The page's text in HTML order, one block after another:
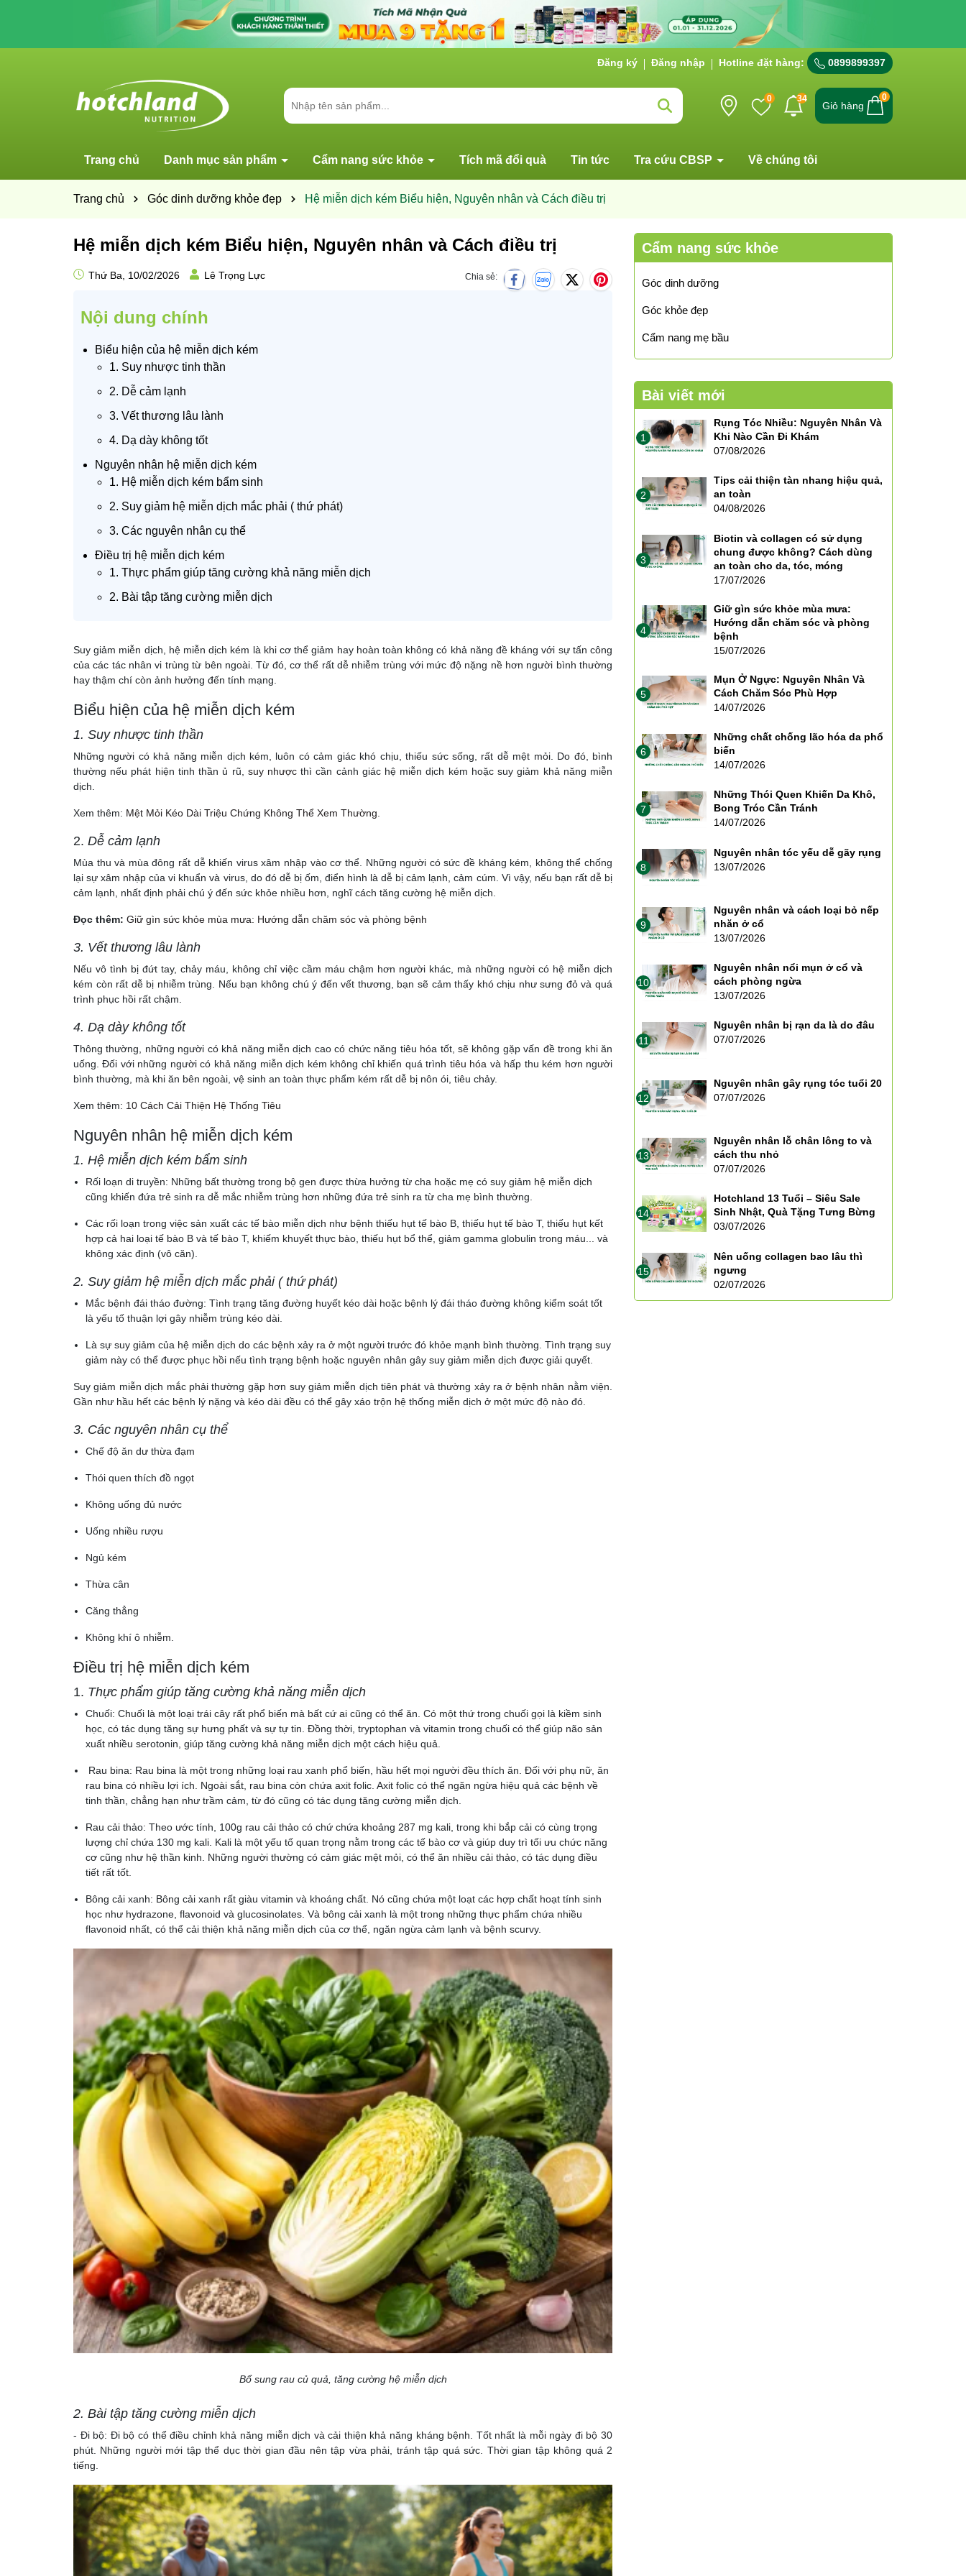
Đăng ký Đăng nhập Hotline đặt hàng: 0899899397
0 34
Giỏ hàng
0
Trang chủ Danh mục sản phẩm Cẩm nang sức khỏe Tích mã đổi quà Tin tức Tra cứu CBSP Về chúng tôi
Trang chủ Góc dinh dưỡng khỏe đẹp Hệ miễn dịch kém Biểu hiện, Nguyên nhân và Cách điều trị
Hệ miễn dịch kém Biểu hiện, Nguyên nhân và Cách điều trị
Thứ Ba, 10/02/2026 Lê Trọng Lực Chia sẻ:
Nội dung chính
Biểu hiện của hệ miễn dịch kém
1. Suy nhược tinh thần
2. Dễ cảm lạnh
3. Vết thương lâu lành
4. Dạ dày không tốt
Nguyên nhân hệ miễn dịch kém
1. Hệ miễn dịch kém bẩm sinh
2. Suy giảm hệ miễn dịch mắc phải ( thứ phát)
3. Các nguyên nhân cụ thể
Điều trị hệ miễn dịch kém
1. Thực phẩm giúp tăng cường khả năng miễn dịch
2. Bài tập tăng cường miễn dịch
Suy giảm miễn dịch, hệ miễn dịch kém là khi cơ thể giảm hay hoàn toàn không có khả năng đề kháng với sự tấn công
của các tác nhân vi trùng từ bên ngoài. Từ đó, cơ thể rất dễ nhiễm trùng với mức độ nặng nề hơn người bình thường
hay thậm chí còn ảnh hưởng đến tính mạng.
Biểu hiện của hệ miễn dịch kém
1. Suy nhược tinh thần
Những người có khả năng miễn dịch kém, luôn có cảm giác khó chịu, thiếu sức sống, rất dễ mệt mỏi. Do đó, bình
thường nếu phát hiện tinh thần ủ rũ,
suy nhượcthì cần cảnh giác hệ miễn dịch kém hoặc suy giảm khả năng miễn
dịch.
Xem thêm: Mệt Mỏi Kéo Dài Triệu Chứng Không Thể Xem Thường.
2. Dễ cảm lạnh
Mùa thu và mùa đông rất dễ khiến virus xâm nhập vào cơ thể. Những người có sức đề kháng kém, không thể chống
lại sự xâm nhập của vi khuẩn và virus, do đó dễ bị ốm, điển hình là dễ bị cảm lạnh, cảm cúm. Vì vậy, nếu bạn rất dễ bị
cảm lạnh, nhất định phải chú ý đến sức khỏe nhiều hơn, nghĩ cách tăng cường hệ miễn dịch.
Đọc thêm: Giữ gìn sức khỏe mùa mưa: Hướng dẫn chăm sóc và phòng bệnh
3. Vết thương lâu lành
Nếu vô tình bị đứt tay, chảy máu, không chỉ việc cầm máu chậm hơn người khác, mà những người có hệ miễn dịch
kém còn rất dễ bị nhiễm trùng. Nếu bạn không chú ý đến vết thương, bạn sẽ cảm thấy khó chịu như sưng đỏ và quá
trình phục hồi rất chậm.
4. Dạ dày không tốt
Thông thường, những người có khả năng miễn dịch cao có chức năng tiêu hóa tốt, sẽ không gặp vấn đề trong khi ăn
uống. Đối với những người có khả năng miễn dịch kém không chỉ khiến quá trình tiêu hóa và hấp thu kém hơn người
bình thường, mà khi ăn bên ngoài, vệ sinh an toàn thực phẩm kém rất dễ bị nôn ói, tiêu chảy.
Xem thêm: 10 Cách Cải Thiện Hệ Thống Tiêu
Nguyên nhân hệ miễn dịch kém
1. Hệ miễn dịch kém bẩm sinh
Rối loạn di truyền: Những bất thường trong bộ gen được thừa hưởng từ cha hoặc mẹ có suy giảm hệ miễn dịch
cũng khiến đứa trẻ sinh ra dễ mắc nhiễm trùng hơn những đứa trẻ sinh ra từ cha mẹ bình thường.
Các rối loạn trong việc sản xuất các tế bào miễn dịch như bệnh thiếu hụt tế bào B, thiếu hụt tế bào T, thiếu hụt kết
hợp cả hai loại tế bào B và tế bào T, khiếm khuyết thực bào, thiếu hụt bổ thể, giảm gamma globulin trong máu... và
không xác định (vô căn).
2. Suy giảm hệ miễn dịch mắc phải ( thứ phát)
Mắc bệnh đái tháo đường: Tình trạng tăng đường huyết kéo dài hoặc bệnh lý đái tháo đường không kiểm soát tốt
là yếu tố thuận lợi gây nhiễm trùng kéo dài.
Là sự suy giảm của hệ miễn dịch do các bệnh xảy ra ở một người trước đó khỏe mạnh bình thường. Tình trạng suy
giảm này có thể được phục hồi nếu tình trạng bệnh hoặc nguyên nhân gây suy giảm miễn dịch được giải quyết.
Suy giảm miễn dịch mắc phải thường gặp hơn suy giảm miễn dịch tiên phát và thường xảy ra ở bệnh nhân nằm viện.
Gần như hầu hết các bệnh lý nặng và kéo dài đều có thể gây xáo trộn hệ thống miễn dịch ở một mức độ nào đó.
3. Các nguyên nhân cụ thể
Chế độ ăn dư thừa đạm
Thói quen thích đồ ngọt
Không uống đủ nước
Uống nhiều rượu
Ngủ kém
Thừa cân
Căng thẳng
Không khí ô nhiễm.
Điều trị hệ miễn dịch kém
1. Thực phẩm giúp tăng cường khả năng miễn dịch
Chuối: Chuối là một loại trái cây rất phổ biến mà bất cứ ai cũng có thể ăn. Có một thứ trong chuối gọi là kiềm sinh
học, có tác dụng tăng sự hưng phất và sự tự tin. Đồng thời, tryptophan và vitamin trong chuối có thể giúp não sản
xuất nhiều serotonin, giúp tăng cường khả năng miễn dịch một cách hiệu quả.
Rau bina: Rau bina là một trong những loại rau xanh phổ biến, hầu hết mọi người đều thích ăn. Đối với phụ nữ, ăn
rau bina có nhiều lợi ích. Ngoài sắt, rau bina còn chứa axit folic. Axit folic có thể ngăn ngừa hiệu quả các bệnh về
tinh thần, chẳng hạn như trầm cảm, từ đó cũng có tác dụng tăng cường miễn dịch.
Rau cải thảo: Theo ước tính, 100g rau cải thảo có chứ chứa khoảng 287 mg kali, trong khi bắp cải có cùng trọng
lượng chỉ chứa 130 mg kali. Kali là một yếu tố quan trọng nằm trong các tế bào cơ và giúp duy trì tối ưu chức năng
cơ cũng như hệ thần kinh. Những người thường có cảm giác mệt mỏi, có thể ăn nhiều cải thảo, có tác dụng điều
tiết rất tốt.
Bông cải xanh: Bông cải xanh rất giàu vitamin và khoáng chất. Nó cũng chứa một loạt các hợp chất hoạt tính sinh
học như hydrazone, flavonoid và glucosinolates. Và bông cải xanh là một trong những thực phẩm chứa nhiều
flavonoid nhất, có thể cải thiện khả năng miễn dịch của cơ thể, ngăn ngừa cảm lạnh và bệnh scurvy.
Bổ sung rau củ quả, tăng cường hệ miễn dịch
2. Bài tập tăng cường miễn dịch
- Đi bộ: Đi bộ có thể điều chỉnh khả năng miễn dịch và cải thiện khả năng kháng bệnh. Tốt nhất là mỗi ngày đi bộ 30
phút. Những người mới tập thể dục thời gian đầu nên tập vừa phải, tránh tập quá sức. Thời gian tập không quá 2
tiếng.
Cẩm nang sức khỏe
Góc dinh dưỡng
Góc khỏe đẹp
Cẩm nang mẹ bầu
Bài viết mới
1
Rụng Tóc Nhiều: Nguyên Nhân Và
Khi Nào Cần Đi Khám
07/08/2026
2
Tips cải thiện tàn nhang hiệu quả,
an toàn
04/08/2026
3
Biotin và collagen có sử dụng
chung được không? Cách dùng
an toàn cho da, tóc, móng
17/07/2026
4
Giữ gìn sức khỏe mùa mưa:
Hướng dẫn chăm sóc và phòng
bệnh
15/07/2026
5
Mụn Ở Ngực: Nguyên Nhân Và
Cách Chăm Sóc Phù Hợp
14/07/2026
6
Những chất chống lão hóa da phổ
biến
14/07/2026
7
Những Thói Quen Khiến Da Khô,
Bong Tróc Cần Tránh
14/07/2026
8
Nguyên nhân tóc yếu dễ gãy rụng
13/07/2026
9
Nguyên nhân và cách loại bỏ nếp
nhăn ở cổ
13/07/2026
10
Nguyên nhân nổi mụn ở cổ và
cách phòng ngừa
13/07/2026
11
Nguyên nhân bị rạn da là do đâu
07/07/2026
12
Nguyên nhân gây rụng tóc tuổi 20
07/07/2026
13
Nguyên nhân lỗ chân lông to và
cách thu nhỏ
07/07/2026
14
Hotchland 13 Tuổi – Siêu Sale
Sinh Nhật, Quà Tặng Tưng Bừng
03/07/2026
15
Nên uống collagen bao lâu thì
ngưng
02/07/2026